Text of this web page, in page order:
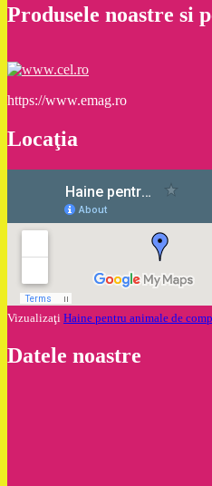
Produsele noastre si
https://www.emag.ro
Locaţia
Vizualizaţi Haine pentru animale de
Datele noastre